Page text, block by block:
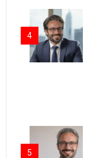
4
5